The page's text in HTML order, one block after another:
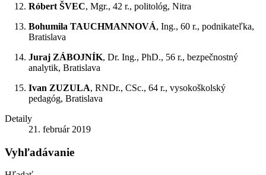
Róbert ŠVEC, Mgr., 42 r., politológ, Nitra
Bohumila TAUCHMANNOVÁ, Ing., 60 r., podnikateľka,
Bratislava
Juraj ZÁBOJNÍK, Dr. Ing., PhD., 56 r., bezpečnostný
analytik, Bratislava
Ivan ZUZULA, RNDr., CSc., 64 r., vysokoškolský
pedagóg, Bratislava
Detaily
21. február 2019
Vyhľadávanie